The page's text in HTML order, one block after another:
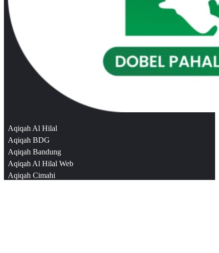
Aqiqah Al Hilal
Aqiqah BDG
Aqiqah Bandung
Aqiqah Al Hilal Web
Aqiqah Cimahi